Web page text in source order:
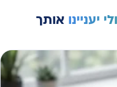
יעניינו אותך